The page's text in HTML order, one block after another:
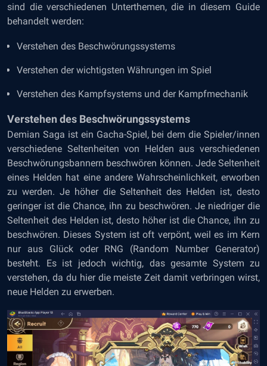
sind die verschiedenen Unterthemen, die in diesem Guide
behandelt werden:
Verstehen des Beschwörungssystems
Verstehen der wichtigsten Währungen im Spiel
Verstehen des Kampfsystems und der Kampfmechanik
Verstehen des Beschwörungssystems
Demian Saga ist ein Gacha-Spiel, bei dem die Spieler/innen
verschiedene Seltenheiten von Helden aus verschiedenen
Beschwörungsbannern beschwören können. Jede Seltenheit
eines Helden hat eine andere Wahrscheinlichkeit, erworben
zu werden. Je höher die Seltenheit des Helden ist, desto
geringer ist die Chance, ihn zu beschwören. Je niedriger die
Seltenheit des Helden ist, desto höher ist die Chance, ihn zu
beschwören. Dieses System ist oft verpönt, weil es im Kern
nur aus Glück oder RNG (Random Number Generator)
besteht. Es ist jedoch wichtig, das gesamte System zu
verstehen, da du hier die meiste Zeit damit verbringen wirst,
neue Helden zu erwerben.